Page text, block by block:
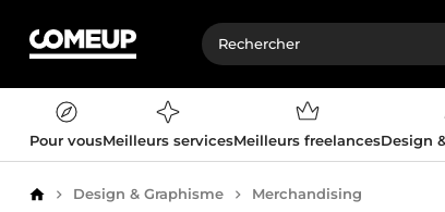
Pour vousMeilleurs servicesMeilleurs freelancesDesign
AccueilDesign & Graphisme Merchandising